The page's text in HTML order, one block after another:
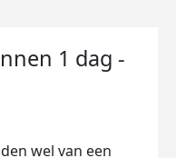
1 dag -
wel van een